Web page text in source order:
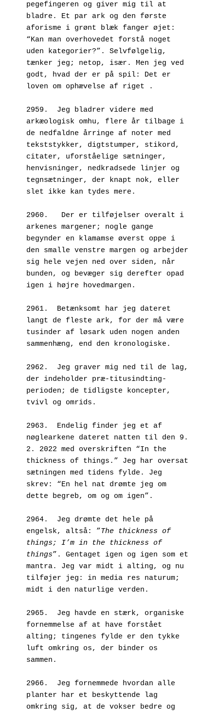
pegefingeren og giver mig til at
bladre. Et par ark og den første
aforisme i grønt blæk fanger øjet:
“Kan man overhovedet forstå noget
uden kategorier?”. Selvfølgelig,
tænker jeg; netop, især. Men jeg ved
godt, hvad der er på spil: Det er
loven om ophævelse af riget .
2959.  Jeg bladrer videre med
arkæologisk omhu, flere år tilbage i
de nedfaldne årringe af noter med
tekststykker, digtstumper, stikord,
citater, uforståelige sætninger,
henvisninger, nedkradsede linjer og
tegnsætninger, der knapt nok, eller
slet ikke kan tydes mere.
2960.	Der er tilføjelser overalt i
arkenes margener; nogle gange
begynder en klamamse øverst oppe i
den smalle venstre margen og arbejder
sig hele vejen ned over siden, når
bunden, og bevæger sig derefter opad
igen i højre hovedmargen.
2961.  Betænksomt har jeg dateret
langt de fleste ark, for der må være
tusinder af løsark uden nogen anden
sammenhæng, end den kronologiske.
2962.  Jeg graver mig ned til de lag,
der indeholder præ-titusindting-
perioden; de tidligste koncepter,
tvivl og omrids.
2963.  Endelig finder jeg et af
nøglearkene dateret natten til den 9.
2. 2022 med overskriften “In the
thickness of things.” Jeg har oversat
sætningen med tidens fylde. Jeg
skrev: “En hel nat drømte jeg om
dette begreb, om og om igen”.
2964.  Jeg drømte det hele på
engelsk, altså: ”The thickness of
things; I’m in the thickness of
things”. Gentaget igen og igen som et
mantra. Jeg var midt i alting, og nu
tilføjer jeg: in media res naturum;
midt i den naturlige verden.
2965.  Jeg havde en stærk, organiske
fornemmelse af at have forstået
alting; tingenes fylde er den tykke
luft omkring os, der binder os
sammen.
2966.  Jeg fornemmede hvordan alle
planter har et beskyttende lag
omkring sig, at de vokser bedre og